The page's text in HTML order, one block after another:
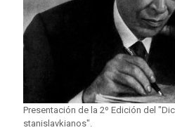
Presentación de la 2º Edición del
stanislavkianos".